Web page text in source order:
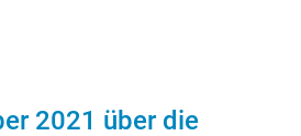
2021 über die